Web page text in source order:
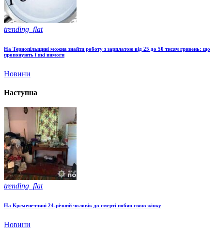
trending_flat
На Тернопільщині можна знайти роботу з зарплатою від 25 до 50 тисяч гривень: що
пропонують і які вимоги
Новини
Наступна
trending_flat
На Кременеччині 24-річний чоловік до смерті побив свою жінку
Новини